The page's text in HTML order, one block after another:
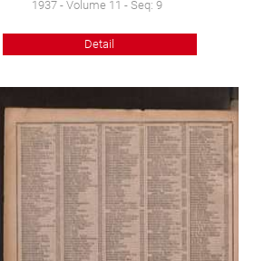
1937 - Volume 11 - Seq: 9
Detail